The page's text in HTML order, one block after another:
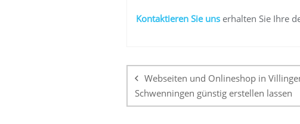
Kontaktieren Sie uns erhalten Sie Ihre
Webseiten und Onlineshop in
Schwenningen günstig erstellen lassen